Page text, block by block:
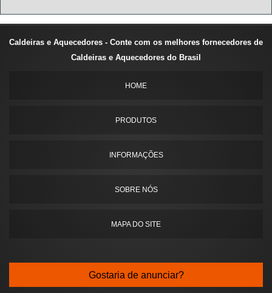
Caldeiras e Aquecedores - Conte com os melhores fornecedores de
Caldeiras e Aquecedores do Brasil
HOME
PRODUTOS
INFORMAÇÕES
SOBRE NÓS
MAPA DO SITE
Gostaria de anunciar?